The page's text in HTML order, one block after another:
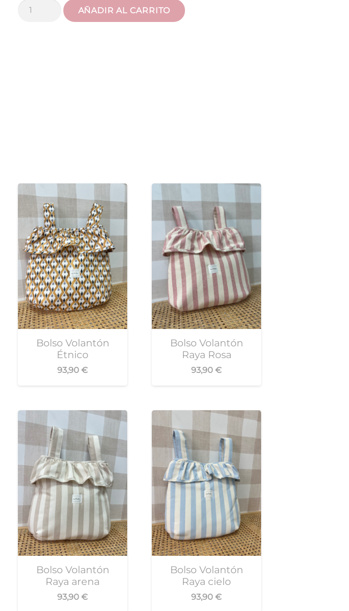
Bolso
AÑADIR AL CARRITO
Bolso Volantón
Étnico
93,90 €
Bolso Volantón
Raya Rosa
93,90 €
Bolso Volantón
Raya arena
93,90 €
Bolso Volantón
Raya cielo
93,90 €